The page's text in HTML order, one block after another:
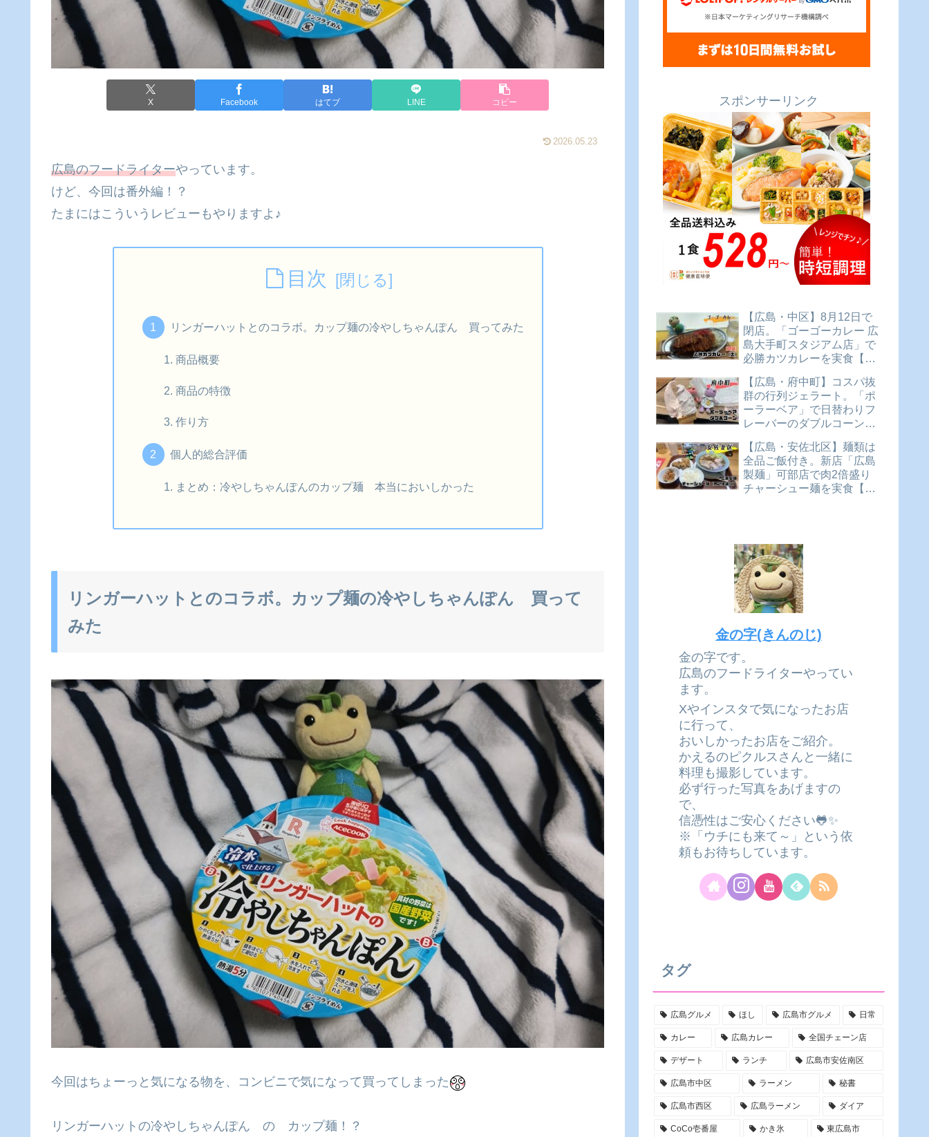
X Facebook はてブ LINE コピー
2026.05.23
広島のフードライターやっています。
けど、今回は番外編！？
たまにはこういうレビューもやりますよ♪
目次
リンガーハットとのコラボ。カップ麺の冷やしちゃんぽん 買ってみた
商品概要
商品の特徴
作り方
個人的総合評価
まとめ：冷やしちゃんぽんのカップ麺 本当においしかった
リンガーハットとのコラボ。カップ麺の冷やしちゃんぽん 買って
みた
今回はちょーっと気になる物を、コンビニで気になって買ってしまった
リンガーハットの冷やしちゃんぽん の カップ麺！？
スポンサーリンク
【広島・中区】8月12日で
閉店。「ゴーゴーカレー 広
島大手町スタジアム店」で
必勝カツカレーを実食【か
ュー】
【広島・府中町】コスパ抜
群の行列ジェラート。「ポ
ーラーベア」で日替わりフ
レーバーのダブルコーンを
実食レビュー】
【広島・安佐北区】麺類は
全品ご飯付き。新店「広島
製麺」可部店で肉2倍盛り
チャーシュー麺を実食【か
金の字(きんのじ)
金の字です。
広島のフードライターやってい
ます。
Xやインスタで気になったお店
に行って、
おいしかったお店をご紹介。
かえるのピクルスさんと一緒に
料理も撮影しています。
必ず行った写真をあげますの
で、
信憑性はご安心ください🐸✨
※「ウチにも来て～」という依
頼もお待ちしています。
タグ
広島グルメ ほし 広島市グルメ 日常
カレー 広島カレー 全国チェーン店
デザート ランチ 広島市安佐南区
広島市中区 ラーメン 秘書
広島市西区 広島ラーメン ダイア
CoCo壱番屋 かき氷 東広島市